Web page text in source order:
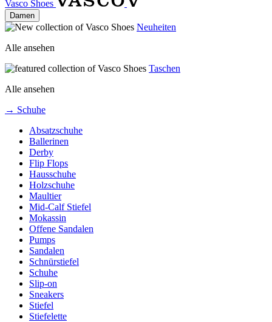
Vasco Shoes
Damen
Neuheiten
Alle ansehen
Taschen
Alle ansehen
→ Schuhe
Absatzschuhe
Ballerinen
Derby
Flip Flops
Hausschuhe
Holzschuhe
Maultier
Mid-Calf Stiefel
Mokassin
Offene Sandalen
Pumps
Sandalen
Schnürstiefel
Schuhe
Slip-on
Sneakers
Stiefel
Stiefelette